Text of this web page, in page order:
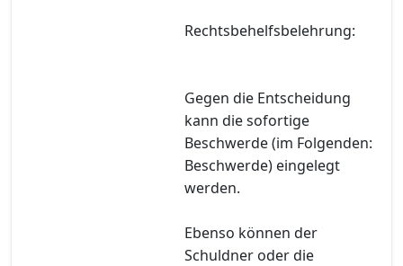
Rechtsbehelfsbelehrung:
Gegen die Entscheidung
kann die sofortige
Beschwerde (im Folgenden:
Beschwerde) eingelegt
werden.
Ebenso können der
Schuldner oder die